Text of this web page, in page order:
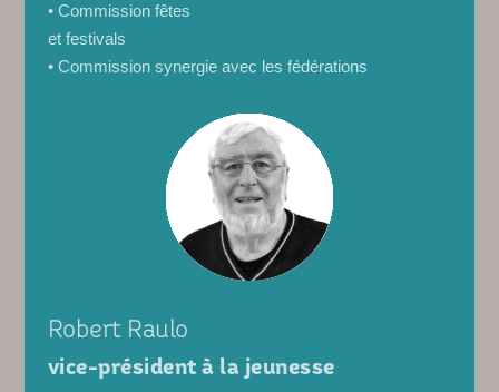
• Commission fêtes
et festivals
• Commission synergie avec les fédérations
Robert Raulo
vice-président à la jeunesse